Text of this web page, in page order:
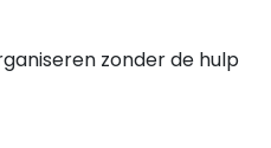
zonder de hulp